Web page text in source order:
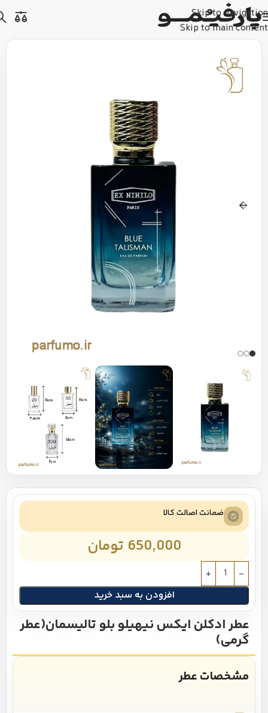
Skip to navigation
Skip to main content
ضمانت اصالت کالا
650,000 تومان
افزودن به سبد خرید
عطر ادکلن ایکس نیهیلو بلو تالیسمان(عطر
گرمی)
مشخصات عطر